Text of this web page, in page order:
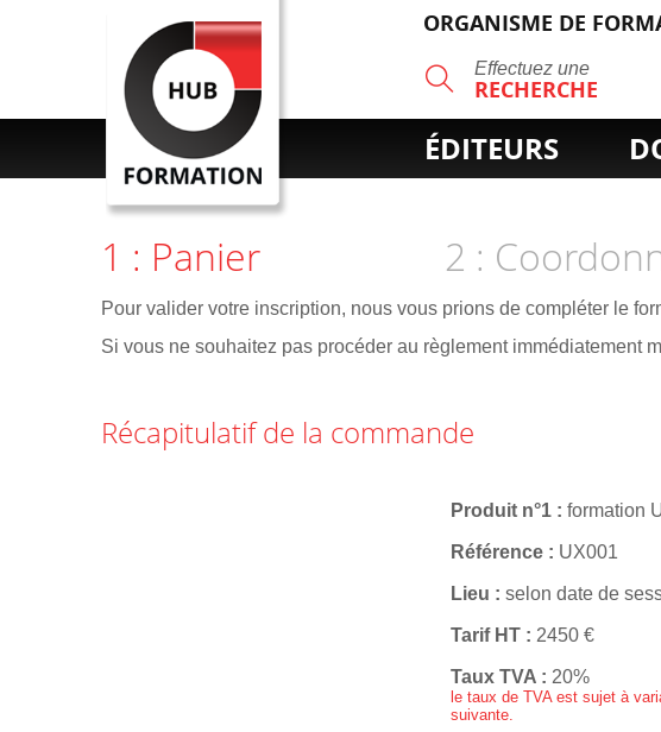
ORGANISME DE
Effectuez une
RECHERCHE
RECHERCHE
ÉDITEURS
1 : Panier 2 :
Pour valider votre inscription, nous vous prions de compléter le
Si vous ne souhaitez pas procéder au règlement immédiatement
Récapitulatif de la commande
Produit n°1 formation
Référence UX001
Lieu selon date de
Tarif HT 2450€
Taux TVA 20%
le taux de TVA est sujet à
suivante.